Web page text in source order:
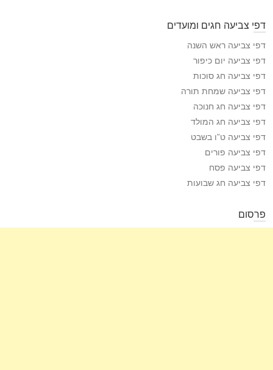
דפי צביעה חגים ומועדים
דפי צביעה ראש השנה
דפי צביעה יום כיפור
דפי צביעה חג סוכות
דפי צביעה שמחת תורה
דפי צביעה חג חנוכה
דפי צביעה חג המולד
דפי צביעה ט”ו בשבט
דפי צביעה פורים
דפי צביעה פסח
דפי צביעה חג שבועות
פרסום